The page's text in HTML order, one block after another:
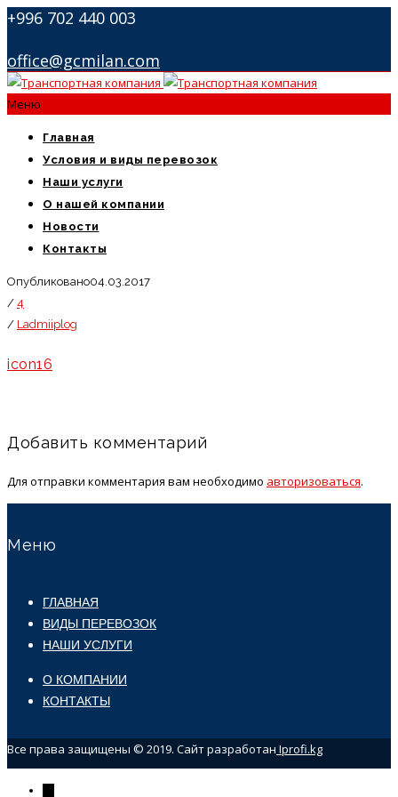
+996 702 440 003
office@gcmilan.com
Меню
Главная
Условия и виды перевозок
Наши услуги
О нашей компании
Новости
Контакты
Опубликовано04.03.2017
/ 4
/ Ladmiiplog
icon16
Добавить комментарий
Для отправки комментария вам необходимо авторизоваться.
Меню
ГЛАВНАЯ
ВИДЫ ПЕРЕВОЗОК
НАШИ УСЛУГИ
О КОМПАНИИ
КОНТАКТЫ
Все права защищены © 2019. Сайт разработан Iprofi.kg